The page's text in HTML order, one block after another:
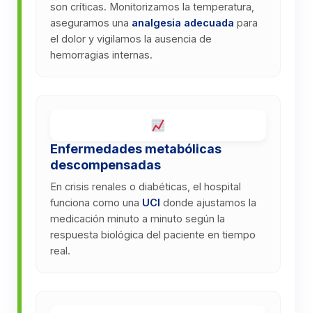
son críticas. Monitorizamos la temperatura,
aseguramos una analgesia adecuada para
el dolor y vigilamos la ausencia de
hemorragias internas.
Enfermedades metabólicas
descompensadas
En crisis renales o diabéticas, el hospital
funciona como una UCI donde ajustamos la
medicación minuto a minuto según la
respuesta biológica del paciente en tiempo
real.